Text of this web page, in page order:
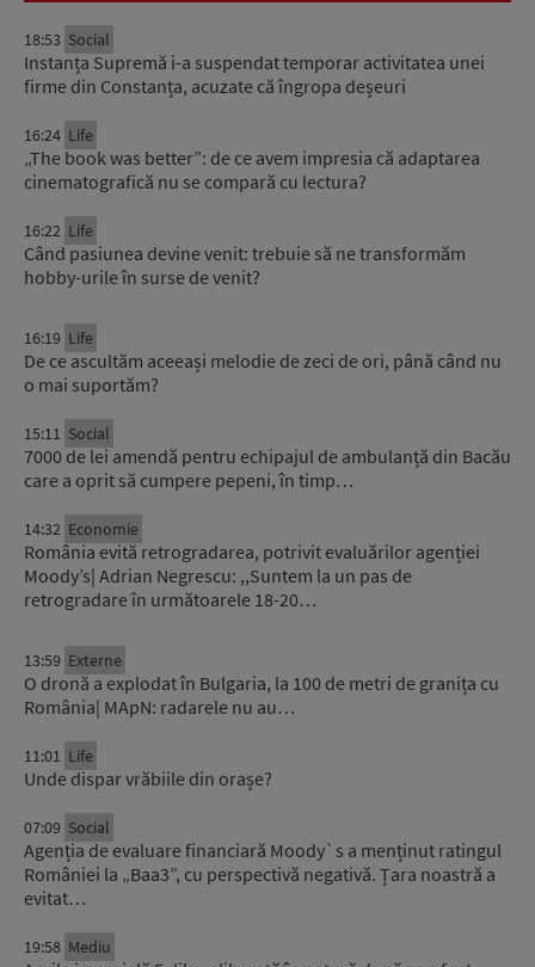
18:53 Social
Instanța Supremă i-a suspendat temporar activitatea unei
firme din Constanța, acuzate că îngropa deșeuri
16:24 Life
„The book was better”: de ce avem impresia că adaptarea
cinematografică nu se compară cu lectura?
16:22 Life
Când pasiunea devine venit: trebuie să ne transformăm
hobby-urile în surse de venit?
16:19 Life
De ce ascultăm aceeași melodie de zeci de ori, până când nu
o mai suportăm?
15:11 Social
7000 de lei amendă pentru echipajul de ambulanță din Bacău
care a oprit să cumpere pepeni, în timp…
14:32 Economie
România evită retrogradarea, potrivit evaluărilor agenției
Moody’s| Adrian Negrescu: ,,Suntem la un pas de
retrogradare în următoarele 18-20…
13:59 Externe
O dronă a explodat în Bulgaria, la 100 de metri de granița cu
România| MApN: radarele nu au…
11:01 Life
Unde dispar vrăbiile din orașe?
07:09 Social
Agenția de evaluare financiară Moody`s a menținut ratingul
României la „Baa3”, cu perspectivă negativă. Țara noastră a
evitat…
19:58 Mediu